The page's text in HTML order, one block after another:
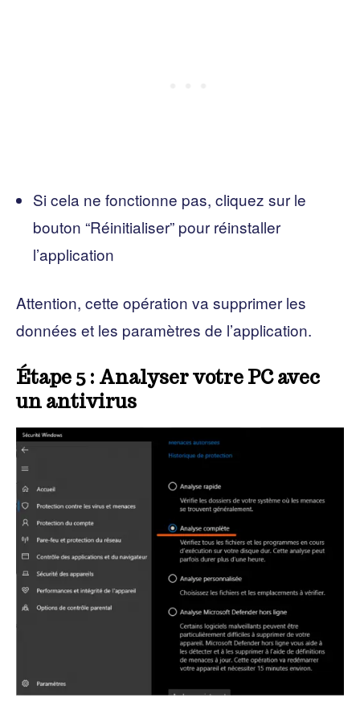
Si cela ne fonctionne pas, cliquez sur le
bouton “Réinitialiser” pour réinstaller
l’application
Attention, cette opération va supprimer les
données et les paramètres de l’application.
Étape 5 : Analyser votre PC avec
un antivirus